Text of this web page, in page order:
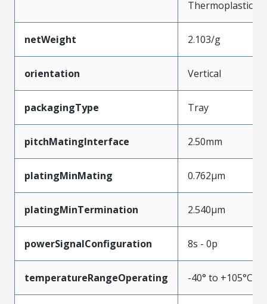
Thermoplastic
netWeight 2.103/g
orientation Vertical
packagingType Tray
pitchMatingInterface 2.50mm
platingMinMating 0.762µm
platingMinTermination 2.540µm
powerSignalConfiguration 8s - 0p
temperatureRangeOperating -40° to +105°C